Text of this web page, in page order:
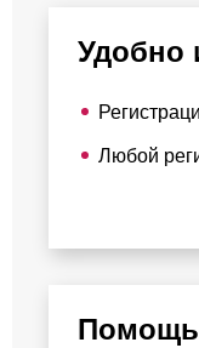
Удобно
Любой
Помощь